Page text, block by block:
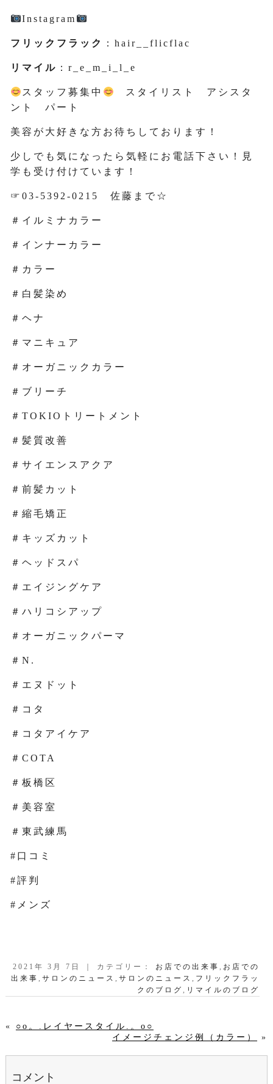
Instagram
フリックフラック ：hair__flicflac
リマイル ：r_e_m_i_l_e
スタッフ募集中
スタイリスト アシスタ
ント パート
美容が大好きな方お待ちしております！
少しでも気になったら気軽にお電話下さい！見
学も受け付けています！
☞03-5392-0215 佐藤まで☆
＃イルミナカラー
＃インナーカラー
＃カラー
＃白髪染め
＃ヘナ
＃マニキュア
＃オーガニックカラー
＃ブリーチ
＃TOKIOトリートメント
＃髪質改善
＃サイエンスアクア
＃前髪カット
＃縮毛矯正
＃キッズカット
＃ヘッドスパ
＃エイジングケア
＃ハリコシアップ
＃オーガニックパーマ
＃N.
＃エヌドット
＃コタ
＃コタアイケア
＃COTA
＃板橋区
＃美容室
＃東武練馬
#口コミ
#評判
#メンズ
2021年 3月 7日 ｜ カテゴリー： お店での出来事, お店での
出来事,サロンのニュース,サロンのニュース, フリックフラッ
クのブログ, リマイルのブログ
« ○o。.レイヤースタイル.。o○
イメージチェンジ例（カラー）
»
コメント